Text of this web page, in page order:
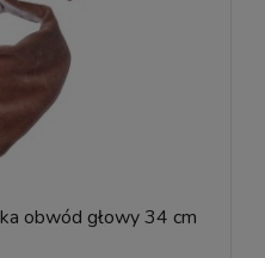
obwód głowy 34 cm